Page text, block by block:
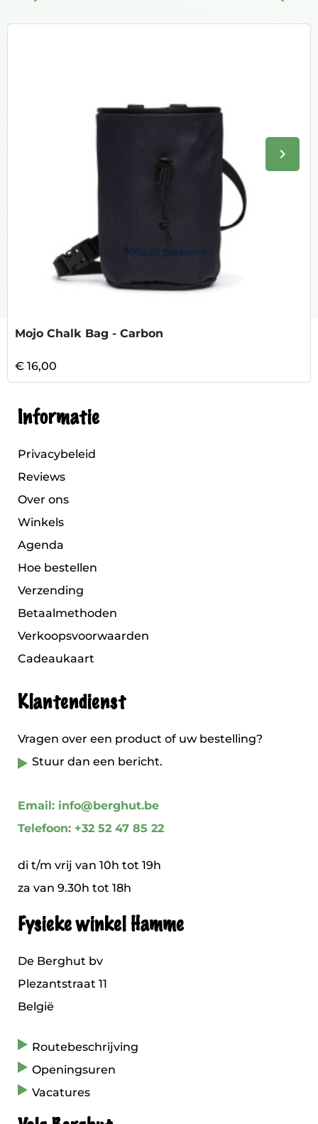
keyboard_arrow_right
Mojo Chalk Bag - Carbon
€ 16,00
Informatie
Privacybeleid
Reviews
Over ons
Winkels
Agenda
Hoe bestellen
Verzending
Betaalmethoden
Verkoopsvoorwaarden
Cadeaukaart
Klantendienst
Vragen over een product of uw bestelling?
Stuur dan een bericht.
Email: info@berghut.be
Telefoon: +32 52 47 85 22
di t/m vrij van 10h tot 19h
za van 9.30h tot 18h
Fysieke winkel Hamme
De Berghut bv
Plezantstraat 11
België
Routebeschrijving
Openingsuren
Vacatures